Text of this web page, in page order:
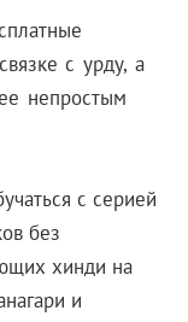
с урду, а
непростым
с серией
без
хинди на
и